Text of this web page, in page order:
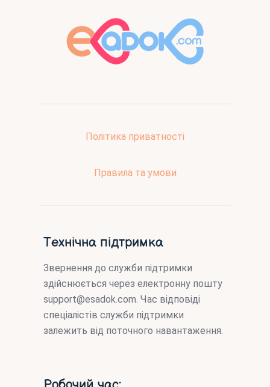
Політика приватності
Правила та умови
Технічна підтримка
Звернення до служби підтримки
здійснюється через електронну пошту
support@esadok.com. Час відповіді
спеціалістів служби підтримки
залежить від поточного навантаження.